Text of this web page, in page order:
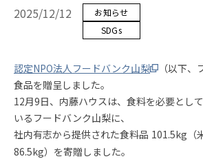
2025/12/12
お知らせ
SDGs
認定NPO法人フードバンク山梨
（以下
食品を贈呈しました。
12月9日、内藤ハウスは、食料を必要とし
いるフードバンク山梨に、
社内有志から提供された食料品 101.5kg
86.5kg）を寄贈しました。